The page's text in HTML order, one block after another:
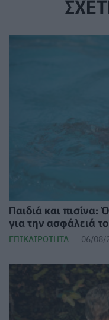
Παιδιά και πισίνα:
για την ασφάλειά
ΕΠΙΚΑΙΡΌΤΗΤΑ 06/08/